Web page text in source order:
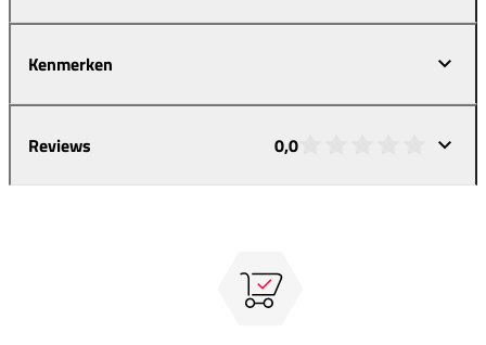
Kenmerken
Reviews 0,0